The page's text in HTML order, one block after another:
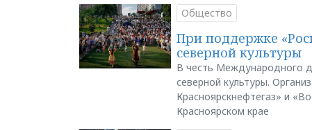
Общество
При поддержке
северной культуры
В честь Международного
северной культуры.
Красноярскнефтегаз» и
Красноярском крае